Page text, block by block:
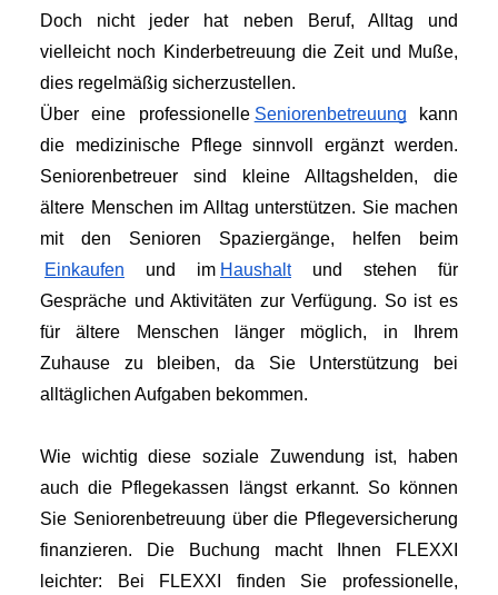
Doch nicht jeder hat neben Beruf, Alltag und
vielleicht noch Kinderbetreuung die Zeit und Muße,
dies regelmäßig sicherzustellen.
Über eine professionelle Seniorenbetreuung kann
die medizinische Pflege sinnvoll ergänzt werden.
Seniorenbetreuer sind kleine Alltagshelden, die
ältere Menschen im Alltag unterstützen. Sie machen
mit den Senioren Spaziergänge, helfen beim
Einkaufen und im Haushalt und stehen für
Gespräche und Aktivitäten zur Verfügung. So ist es
für ältere Menschen länger möglich, in Ihrem
Zuhause zu bleiben, da Sie Unterstützung bei
alltäglichen Aufgaben bekommen.
Wie wichtig diese soziale Zuwendung ist, haben
auch die Pflegekassen längst erkannt. So können
Sie Seniorenbetreuung über die Pflegeversicherung
finanzieren. Die Buchung macht Ihnen FLEXXI
leichter: Bei FLEXXI finden Sie professionelle,